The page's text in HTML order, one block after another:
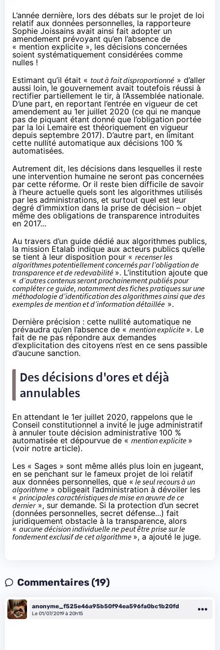
L’année dernière, lors des débats sur le projet de loi
relatif aux données personnelles, la rapporteure
Sophie Joissains avait ainsi fait adopter un
amendement prévoyant qu’en l’absence de
« mention explicite », les décisions concernées
soient systématiquement considérées comme
nulles !
Estimant qu’il était « tout à fait disproportionné » d’aller
aussi loin, le gouvernement avait toutefois réussi à
rectifier partiellement le tir, à l’Assemblée nationale.
D’une part, en reportant l’entrée en vigueur de cet
amendement au 1er juillet 2020 (ce qui ne manque
pas de piquant étant donné que l’obligation portée
par la loi Lemaire est théoriquement en vigueur
depuis septembre 2017). D’autre part, en limitant
cette nullité automatique aux décisions 100 %
automatisées.
Autrement dit, les décisions dans lesquelles il reste
une intervention humaine ne seront pas concernées
par cette réforme. Or il reste bien difficile de savoir
à l’heure actuelle quels sont les algorithmes utilisés
par les administrations, et surtout quel est leur
degré d’immixtion dans la prise de décision – objet
même des obligations de transparence introduites
en 2017...
Au travers d’un guide dédié aux algorithmes publics,
la mission Etalab indique aux acteurs publics qu’elle
se tient à leur disposition pour « recenser les
algorithmes potentiellement concernés par l’obligation de
transparence et de redevabilité ». L’institution ajoute que
« d’autres contenus seront prochainement publiés pour
compléter ce guide, notamment des fiches pratiques sur une
méthodologie d’identification des algorithmes ainsi que des
exemples de mention et d’information détaillée ».
Dernière précision : cette nullité automatique ne
prévaudra qu’en l’absence de « mention explicite ». Le
fait de ne pas répondre aux demandes
d’explicitation des citoyens n’est en ce sens passible
d’aucune sanction.
Des décisions d'ores et déjà
annulables
En attendant le 1er juillet 2020, rappelons que le
Conseil constitutionnel a invité le juge administratif
à annuler toute décision administrative 100 %
automatisée et dépourvue de « mention explicite »
(voir notre article).
Les « Sages » sont même allés plus loin en jugeant,
en se penchant sur le fameux projet de loi relatif
aux données personnelles, que « le seul recours à un
algorithme » obligeait l’administration à dévoiler les
« principales caractéristiques de mise en œuvre de ce
dernier», sur demande. Si la protection d’un secret
(données personnelles, secret défense...) fait
juridiquement obstacle à la transparence, alors
« aucune décision individuelle ne peut être prise sur le
fondement exclusif de cet algorithme », a ajouté le juge.
Commentaires (19)
anonyme_f525e46a95b50f94ea596fa0bc1b20fd
Le 01/07/2019 à 20h15